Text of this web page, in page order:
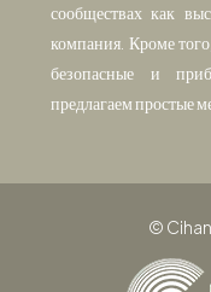
сообществах как
компания. Кроме
безопасные и
предлагаем простые
©